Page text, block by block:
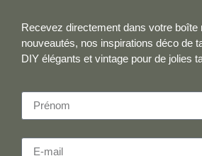
Recevez directement dans votre boîte
nouveautés, nos inspirations déco de
DIY élégants et vintage pour de jolies